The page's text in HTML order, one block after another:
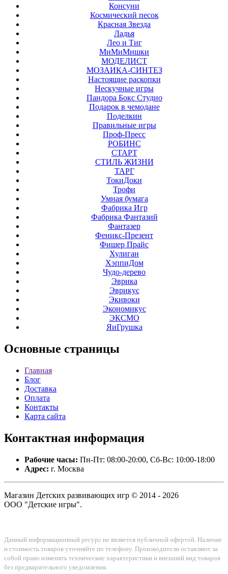
Консуни
Космический песок
Красная Звезда
Ладья
Лео и Тиг
МиМиМишки
МОДЕЛИСТ
МОЗАИКА-СИНТЕЗ
Настоящие раскопки
Нескучные игры
Пандора Бокс Студио
Подарок в чемодане
Поделкин
Правильные игры
Проф-Пресс
РОБИНС
СТАРТ
СТИЛЬ ЖИЗНИ
ТАРГ
ТокиДоки
Трофи
Умная бумага
Фабрика Игр
Фабрика Фантазий
Фантазер
Феникс-Презент
Фишер Прайс
Хулиган
ХэппиДом
Чудо-дерево
Эврика
Эврикус
Экивоки
Экономикус
ЭКСМО
ЯиГрушка
Основные страницы
Главная
Блог
Доставка
Оплата
Контакты
Карта сайта
Контактная информация
Рабочие часы: Пн-Пт: 08:00-20:00, Сб-Вс: 10:00-18:00
Адрес: г. Москва
Магазин Детских развивающих игр © 2014 - 2026
ООО "Детские игры".
Данный информационный ресурс не является публичной офертой. Наличие
и стоимость товаров уточняйте по телефону. Производители оставляют за
собой право изменять технические характеристики и внешний вид товаров
без предварительного уведомления.